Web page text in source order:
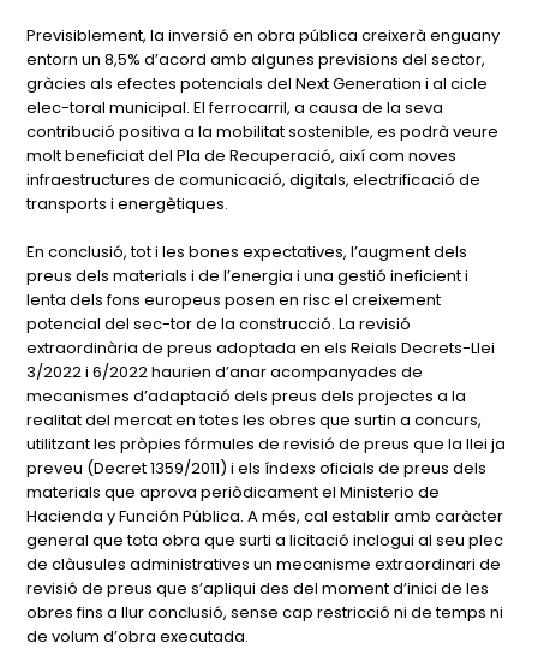
Previsiblement, la inversió en obra pública creixerà enguany
entorn un 8,5% d’acord amb algunes previsions del sector,
gràcies als efectes potencials del Next Generation i al cicle
elec-toral municipal. El ferrocarril, a causa de la seva
contribució positiva a la mobilitat sostenible, es podrà veure
molt beneficiat del Pla de Recuperació, així com noves
infraestructures de comunicació, digitals, electrificació de
transports i energètiques.
En conclusió, tot i les bones expectatives, l’augment dels
preus dels materials i de l’energia i una gestió ineficient i
lenta dels fons europeus posen en risc el creixement
potencial del sec-tor de la construcció. La revisió
extraordinària de preus adoptada en els Reials Decrets-Llei
3/2022 i 6/2022 haurien d’anar acompanyades de
mecanismes d’adaptació dels preus dels projectes a la
realitat del mercat en totes les obres que surtin a concurs,
utilitzant les pròpies fórmules de revisió de preus que la llei ja
preveu (Decret 1359/2011) i els índexs oficials de preus dels
materials que aprova periòdicament el Ministerio de
Hacienda y Función Pública. A més, cal establir amb caràcter
general que tota obra que surti a licitació inclogui al seu plec
de clàusules administratives un mecanisme extraordinari de
revisió de preus que s’apliqui des del moment d’inici de les
obres fins a llur conclusió, sense cap restricció ni de temps ni
de volum d’obra executada.